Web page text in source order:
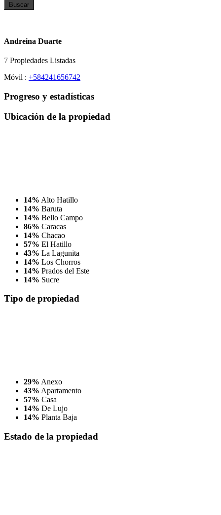
Buscar
Andreina Duarte
7 Propiedades Listadas
Móvil : +584241656742
Progreso y estadísticas
Ubicación de la propiedad
14% Alto Hatillo
14% Baruta
14% Bello Campo
86% Caracas
14% Chacao
57% El Hatillo
43% La Lagunita
14% Los Chorros
14% Prados del Este
14% Sucre
Tipo de propiedad
29% Anexo
43% Apartamento
57% Casa
14% De Lujo
14% Planta Baja
Estado de la propiedad